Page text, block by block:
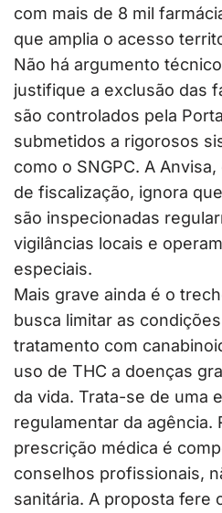
com mais de 8 mil
que amplia o acesso
Não há argumento
justifique a exclusão das
são controlados pela
submetidos a rigorosos
como o SNGPC. A
de fiscalização, ignora
são inspecionadas
vigilâncias locais e
especiais.
Mais grave ainda é o
busca limitar as
tratamento com
uso de THC a doenças
da vida. Trata-se de uma
regulamentar da agência.
prescrição médica é
conselhos profissionais,
sanitária. A proposta fere